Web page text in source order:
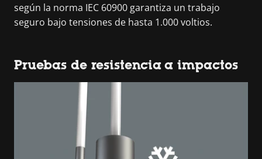
según la norma IEC 60900 garantiza un trabajo
seguro bajo tensiones de hasta 1.000 voltios.
Pruebas de resistencia a impactos